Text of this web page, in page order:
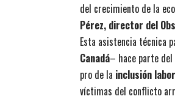
del crecimiento de la
Pérez, director del
Esta asistencia técnica
Canadá– hace parte
pro de la inclusión
víctimas del conflicto